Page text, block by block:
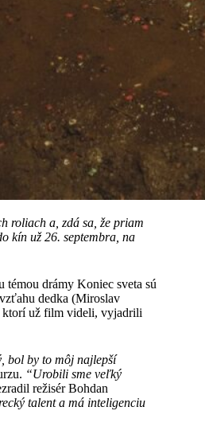
roliach a, zdá sa, že priam
kín už 26. septembra, na
drámy Koniec sveta sú
dedka (Miroslav
ktorí už film videli, vyjadrili
bol by to môj najlepší
“Urobili sme veľký
režisér Bohdan
talent a má inteligenciu